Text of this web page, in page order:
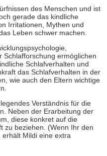
des Menschen und ist
gerade das kindliche
Irritationen, Mythen und
Leben schwer machen.
Schlafforschung ermöglichen
Schlafverhalten und
das Schlafverhalten in der
wie auch den Eltern wichtige
Verständnis für die
Neben der Erarbeitung der
diese konkret auf die
zu beziehen. (Wenn Ihr den
erhält Mildi eine extra